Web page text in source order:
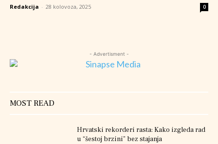
Redakcija - 28 kolovoza, 2025 0
- Advertisment -
MOST READ
Hrvatski rekorderi rasta: Kako izgleda rad
u “šestoj brzini” bez stajanja